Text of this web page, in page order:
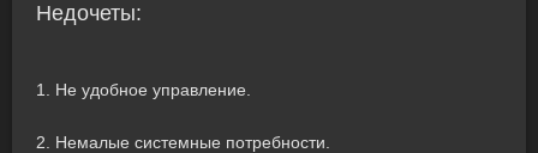
Недочеты:
1. Не удобное управление.
2. Немалые системные потребности.